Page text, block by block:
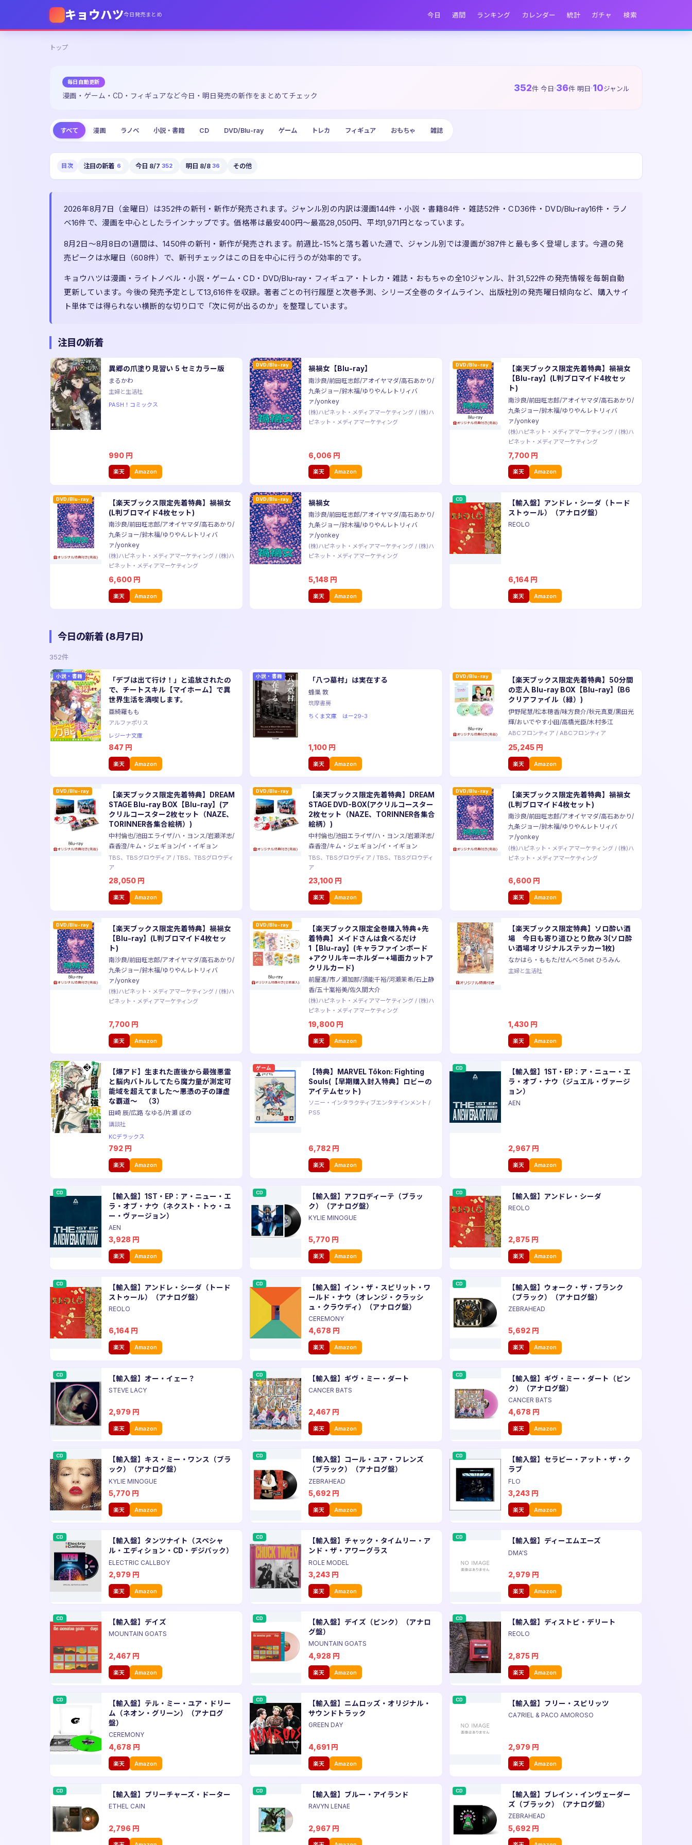
キョウハツ今日発売まとめ 今日 週間 ランキング カレンダー 統計 ガチャ 検索
トップ
毎日自動更新
漫画・ゲーム・CD・フィギュアなど今日・明日発売の新作をまとめてチェック
352件 今日 36件 明日 10ジャンル
すべて 漫画 ラノベ 小説・書籍 CD DVD/Blu-ray ゲーム トレカ フィギュア おもちゃ 雑誌
目次 注目の新着 6 今日 8/7 352 明日 8/8 36 その他
2026年8月7日（金曜日）は352件の新刊・新作が発売されます。ジャンル別の内訳は漫画144件・小説・書籍84件・雑誌52件・CD36件・DVD/Blu-ray16件・ラノ
ベ16件で、漫画を中心としたラインナップです。価格帯は最安400円〜最高28,050円、平均1,971円となっています。
8月2日〜8月8日の1週間は、1450件の新刊・新作が発売されます。前週比-15%と落ち着いた週で、ジャンル別では漫画が387件と最も多く登場します。今週の発
売ピークは水曜日（608件）で、新刊チェックはこの日を中心に行うのが効率的です。
キョウハツは漫画・ライトノベル・小説・ゲーム・CD・DVD/Blu-ray・フィギュア・トレカ・雑誌・おもちゃの全10ジャンル、計31,522件の発売情報を毎朝自動
更新しています。今後の発売予定として13,616件を収録。著者ごとの刊行履歴と次巻予測、シリーズ全巻のタイムライン、出版社別の発売曜日傾向など、購入サイ
ト単体では得られない横断的な切り口で「次に何が出るのか」を整理しています。
注目の新着
異郷の爪塗り見習い 5 セミカラー版
まるかわ
主婦と生活社
PASH！コミックス
990 円
楽天 Amazon
DVD/Blu-ray 禍禍女【Blu-ray】
南沙良/前田旺志郎/アオイヤマダ/高石あかり/
九条ジョー/鈴木福/ゆりやんレトリィバ
ァ/yonkey
(株)ハピネット・メディアマーケティング/ (株)ハ
ピネット・メディアマーケティング
6,006 円
楽天 Amazon
DVD/Blu-ray
【楽天ブックス限定先着特典】禍禍女
【Blu-ray】(L判ブロマイド4枚セッ
ト)
南沙良/前田旺志郎/アオイヤマダ/高石あかり/
九条ジョー/鈴木福/ゆりやんレトリィバ
ァ/yonkey
(株)ハピネット・メディアマーケティング/ (株)ハ
ピネット・メディアマーケティング
7,700 円
楽天 Amazon
DVD/Blu-ray
【楽天ブックス限定先着特典】禍禍女
(L判ブロマイド4枚セット)
南沙良/前田旺志郎/アオイヤマダ/高石あかり/
九条ジョー/鈴木福/ゆりやんレトリィバ
ァ/yonkey
(株)ハピネット・メディアマーケティング/ (株)ハ
ピネット・メディアマーケティング
6,600 円
楽天 Amazon
DVD/Blu-ray 禍禍女
南沙良/前田旺志郎/アオイヤマダ/高石あかり/
九条ジョー/鈴木福/ゆりやんレトリィバ
ァ/yonkey
(株)ハピネット・メディアマーケティング/ (株)ハ
ピネット・メディアマーケティング
5,148 円
楽天 Amazon
CD
【輸入盤】アンドレ・シーダ（トード
ストゥール）（アナログ盤）
REOLO
6,164 円
楽天 Amazon
今日の新着 (8月7日)
352件
小説・書籍
「デブは出て行け！」と追放されたの
で、チートスキル【マイホーム】で異
世界生活を満喫します。
亜綺羅もも
アルファポリス
レジーナ文庫
847 円
楽天 Amazon
小説・書籍 「八つ墓村」は実在する
蜂巣 敦
筑摩書房
ちくま文庫 はー29-3
1,100 円
楽天 Amazon
DVD/Blu-ray
【楽天ブックス限定先着特典】50分間
の恋人 Blu-ray BOX【Blu-ray】(B6
クリアファイル（緑）)
伊野尾慧/松本穂香/味方良介/秋元真夏/黒田光
輝/おいでやす小田/高橋光臣/木村多江
ABCフロンティア/ ABCフロンティア
25,245 円
楽天 Amazon
DVD/Blu-ray
【楽天ブックス限定先着特典】DREAM
STAGE Blu-ray BOX【Blu-ray】(ア
クリルコースター2枚セット（NAZE、
TORINNER各集合絵柄）)
中村倫也/池田エライザ/ハ・ヨンス/岩瀬洋志/
森香澄/キム・ジェギョン/イ・イギョン
TBS、TBSグロウディア/ TBS、TBSグロウディ
ア
28,050 円
楽天 Amazon
DVD/Blu-ray
【楽天ブックス限定先着特典】DREAM
STAGE DVD-BOX(アクリルコースター
2枚セット（NAZE、TORINNER各集合
絵柄）)
中村倫也/池田エライザ/ハ・ヨンス/岩瀬洋志/
森香澄/キム・ジェギョン/イ・イギョン
TBS、TBSグロウディア/ TBS、TBSグロウディ
ア
23,100 円
楽天 Amazon
DVD/Blu-ray
【楽天ブックス限定先着特典】禍禍女
(L判ブロマイド4枚セット)
南沙良/前田旺志郎/アオイヤマダ/高石あかり/
九条ジョー/鈴木福/ゆりやんレトリィバ
ァ/yonkey
(株)ハピネット・メディアマーケティング/ (株)ハ
ピネット・メディアマーケティング
6,600 円
楽天 Amazon
DVD/Blu-ray
【楽天ブックス限定先着特典】禍禍女
【Blu-ray】(L判ブロマイド4枚セッ
ト)
南沙良/前田旺志郎/アオイヤマダ/高石あかり/
九条ジョー/鈴木福/ゆりやんレトリィバ
ァ/yonkey
(株)ハピネット・メディアマーケティング/ (株)ハ
ピネット・メディアマーケティング
7,700 円
楽天 Amazon
DVD/Blu-ray
【楽天ブックス限定全巻購入特典+先
着特典】メイドさんは食べるだけ
1【Blu-ray】(キャラファインボード
+アクリルキーホルダー+場面カットア
クリルカード)
前屋進/市ノ瀬加那/須能千裕/河瀬茉希/石上静
香/五十嵐裕美/佐久間大介
(株)ハピネット・メディアマーケティング/ (株)ハ
ピネット・メディアマーケティング
19,800 円
楽天 Amazon
【楽天ブックス限定特典】ソロ酔い酒
場 今日も寄り道ひとり飲み 3(ソロ酔
い酒場オリジナルステッカー1枚)
なかはら・ももた/せんべろnet ひろみん
主婦と生活社
1,430 円
楽天 Amazon
【爆アド】生まれた直後から最強悪霊
と脳内バトルしてたら魔力量が測定可
能域を超えてました〜悪憑の子の謙虚
な覇道〜 （3）
田崎 辰/広路 なゆる/片瀬 ぼの
講談社
KCデラックス
792 円
楽天 Amazon
ゲーム
【特典】MARVEL Tōkon: Fighting
Souls(【早期購入封入特典】ロビーの
アイテムセット)
ソニー・インタラクティブエンタテインメント /
PS5
6,782 円
楽天 Amazon
CD
【輸入盤】1ST・EP：ア・ニュー・エ
ラ・オブ・ナウ（ジュエル・ヴァージ
ョン）
AEN
2,967 円
楽天 Amazon
CD
【輸入盤】1ST・EP：ア・ニュー・エ
ラ・オブ・ナウ（ネクスト・トゥ・ユ
ー・ヴァージョン）
AEN
3,928 円
楽天 Amazon
CD
【輸入盤】アフロディーテ（ブラッ
ク）（アナログ盤）
KYLIE MINOGUE
5,770 円
楽天 Amazon
CD 【輸入盤】アンドレ・シーダ
REOLO
2,875 円
楽天 Amazon
CD
【輸入盤】アンドレ・シーダ（トード
ストゥール）（アナログ盤）
REOLO
6,164 円
楽天 Amazon
CD
【輸入盤】イン・ザ・スピリット・ワ
ールド・ナウ（オレンジ・クラッシ
ュ・クラウディ）（アナログ盤）
CEREMONY
4,678 円
楽天 Amazon
CD
【輸入盤】ウォーク・ザ・プランク
（ブラック）（アナログ盤）
ZEBRAHEAD
5,692 円
楽天 Amazon
CD 【輸入盤】オー・イェー？
STEVE LACY
2,979 円
楽天 Amazon
CD 【輸入盤】ギヴ・ミー・ダート
CANCER BATS
2,467 円
楽天 Amazon
CD
【輸入盤】ギヴ・ミー・ダート（ピン
ク）（アナログ盤）
CANCER BATS
4,678 円
楽天 Amazon
CD
【輸入盤】キス・ミー・ワンス（ブラ
ック）（アナログ盤）
KYLIE MINOGUE
5,770 円
楽天 Amazon
CD
【輸入盤】コール・ユア・フレンズ
（ブラック）（アナログ盤）
ZEBRAHEAD
5,692 円
楽天 Amazon
CD
【輸入盤】セラピー・アット・ザ・ク
ラブ
FLO
3,243 円
楽天 Amazon
CD
【輸入盤】タンツナイト（スペシャ
ル・エディション・CD・デジパック）
ELECTRIC CALLBOY
2,979 円
楽天 Amazon
CD
【輸入盤】チャック・タイムリー・ア
ンド・ザ・アワーグラス
ROLE MODEL
3,243 円
楽天 Amazon
CD 【輸入盤】ディーエムエーズ
DMA'S
2,979 円
楽天 Amazon
CD 【輸入盤】デイズ
MOUNTAIN GOATS
2,467 円
楽天 Amazon
CD
【輸入盤】デイズ（ピンク）（アナロ
グ盤）
MOUNTAIN GOATS
4,928 円
楽天 Amazon
CD 【輸入盤】ディストピ・デリート
REOLO
2,875 円
楽天 Amazon
CD
【輸入盤】テル・ミー・ユア・ドリー
ム（ネオン・グリーン）（アナログ
盤）
CEREMONY
4,678 円
楽天 Amazon
CD
【輸入盤】ニムロッズ・オリジナル・
サウンドトラック
GREEN DAY
4,691 円
楽天 Amazon
CD 【輸入盤】フリー・スピリッツ
CA7RIEL & PACO AMOROSO
2,979 円
楽天 Amazon
CD 【輸入盤】プリーチャーズ・ドーター
ETHEL CAIN
2,796 円
CD 【輸入盤】ブルー・アイランド
RAVYN LENAE
2,967 円
CD
【輸入盤】ブレイン・インヴェーダー
ズ（ブラック）（アナログ盤）
ZEBRAHEAD
5,692 円